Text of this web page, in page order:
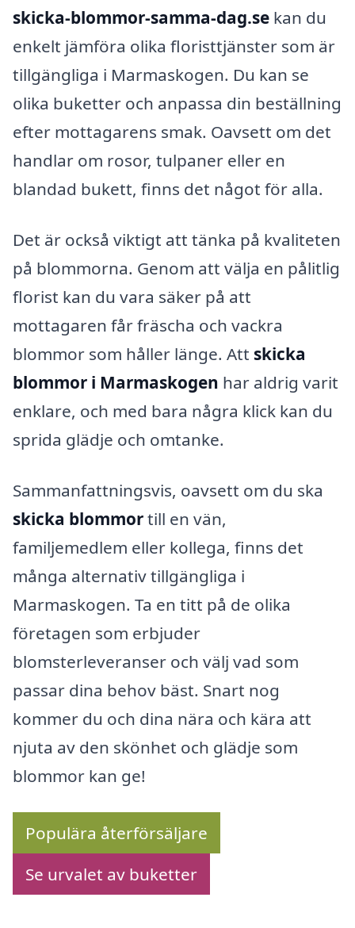
skicka-blommor-samma-dag.se kan du
enkelt jämföra olika floristtjänster som är
tillgängliga i Marmaskogen. Du kan se
olika buketter och anpassa din beställning
efter mottagarens smak. Oavsett om det
handlar om rosor, tulpaner eller en
blandad bukett, finns det något för alla.
Det är också viktigt att tänka på kvaliteten
på blommorna. Genom att välja en pålitlig
florist kan du vara säker på att
mottagaren får fräscha och vackra
blommor som håller länge. Att skicka
blommor i Marmaskogen har aldrig varit
enklare, och med bara några klick kan du
sprida glädje och omtanke.
Sammanfattningsvis, oavsett om du ska
skicka blommortill en vän,
familjemedlem eller kollega, finns det
många alternativ tillgängliga i
Marmaskogen. Ta en titt på de olika
företagen som erbjuder
blomsterleveranser och välj vad som
passar dina behov bäst. Snart nog
kommer du och dina nära och kära att
njuta av den skönhet och glädje som
blommor kan ge!
Populära återförsäljare
Se urvalet av buketter